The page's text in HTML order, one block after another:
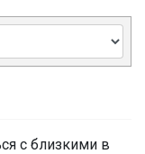
с близкими в